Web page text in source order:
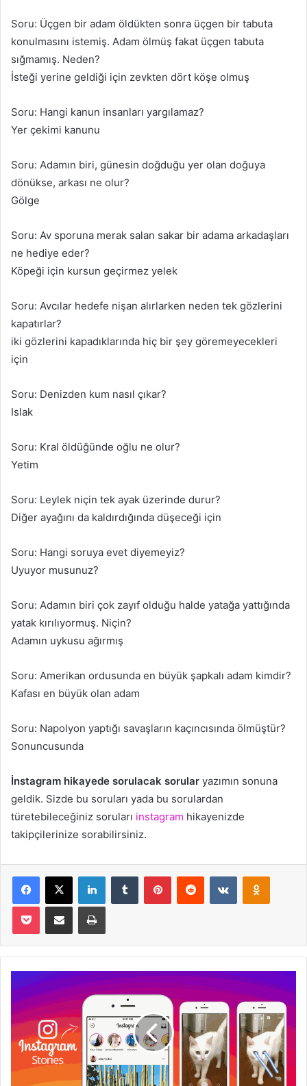
Soru: Üçgen bir adam öldükten sonra üçgen bir tabuta
konulmasını istemiş. Adam ölmüş fakat üçgen tabuta
sığmamış. Neden?
İsteği yerine geldiği için zevkten dört köşe olmuş
Soru: Hangi kanun insanları yargılamaz?
Yer çekimi kanunu
Soru: Adamın biri, günesin doğduğu yer olan doğuya
dönükse, arkası ne olur?
Gölge
Soru: Av sporuna merak salan sakar bir adama arkadaşları
ne hediye eder?
Köpeği için kursun geçirmez yelek
Soru: Avcılar hedefe nişan alırlarken neden tek gözlerini
kapatırlar?
iki gözlerini kapadıklarında hiç bir şey göremeyecekleri
için
Soru: Denizden kum nasıl çıkar?
Islak
Soru: Kral öldüğünde oğlu ne olur?
Yetim
Soru: Leylek niçin tek ayak üzerinde durur?
Diğer ayağını da kaldırdığında düşeceği için
Soru: Hangi soruya evet diyemeyiz?
Uyuyor musunuz?
Soru: Adamın biri çok zayıf olduğu halde yatağa yattığında
yatak kırılıyormuş. Niçin?
Adamın uykusu ağırmış
Soru: Amerikan ordusunda en büyük şapkalı adam kimdir?
Kafası en büyük olan adam
Soru: Napolyon yaptığı savaşların kaçıncısında ölmüştür?
Sonuncusunda
İnstagram hikayede sorulacak sorular yazımın sonuna
geldik. Sizde bu soruları yada bu sorulardan
türetebileceğiniz soruları instagram hikayenizde
takipçilerinize sorabilirsiniz.
Facebook
X LinkedInTumblr PinterestReddit VKontakte
Pocket E-Posta ile paylaş Yazdır